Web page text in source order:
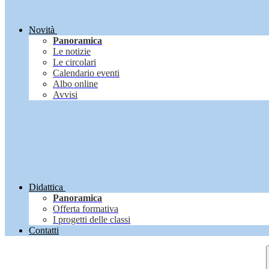
Novità
Panoramica
Le notizie
Le circolari
Calendario eventi
Albo online
Avvisi
Didattica
Panoramica
Offerta formativa
I progetti delle classi
Contatti